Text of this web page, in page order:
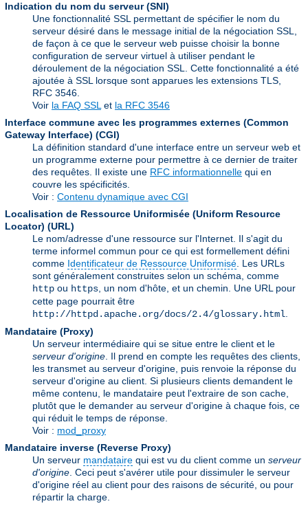
Indication du nom du serveur (SNI)
Une fonctionnalité SSL permettant de spécifier le nom du
serveur désiré dans le message initial de la négociation SSL,
de façon à ce que le serveur web puisse choisir la bonne
configuration de serveur virtuel à utiliser pendant le
déroulement de la négociation SSL. Cette fonctionnalité a été
ajoutée à SSL lorsque sont apparues les extensions TLS,
RFC 3546.
Voir la FAQ SSL et la RFC 3546
Interface commune avec les programmes externes (Common
Gateway Interface) (CGI)
La définition standard d'une interface entre un serveur web et
un programme externe pour permettre à ce dernier de traiter
des requêtes. Il existe une RFC informationnelle qui en
couvre les spécificités.
Voir : Contenu dynamique avec CGI
Localisation de Ressource Uniformisée (Uniform Resource
Locator) (URL)
Le nom/adresse d'une ressource sur l'Internet. Il s'agit du
terme informel commun pour ce qui est formellement défini
comme Identificateur de Ressource Uniformisé . Les URLs
sont généralement construites selon un schéma, comme
http ou https , un nom d'hôte, et un chemin. Une URL pour
cette page pourrait être
http://httpd.apache.org/docs/2.4/glossary.html
Mandataire (Proxy)
Un serveur intermédiaire qui se situe entre le client et le
serveur d'origine . Il prend en compte les requêtes des clients,
les transmet au serveur d'origine, puis renvoie la réponse du
serveur d'origine au client. Si plusieurs clients demandent le
même contenu, le mandataire peut l'extraire de son cache,
plutôt que le demander au serveur d'origine à chaque fois, ce
qui réduit le temps de réponse.
Voir : mod_proxy
Mandataire inverse (Reverse Proxy)
Un serveur mandataire qui est vu du client comme un serveur
d'origine . Ceci peut s'avérer utile pour dissimuler le serveur
d'origine réel au client pour des raisons de sécurité, ou pour
répartir la charge.